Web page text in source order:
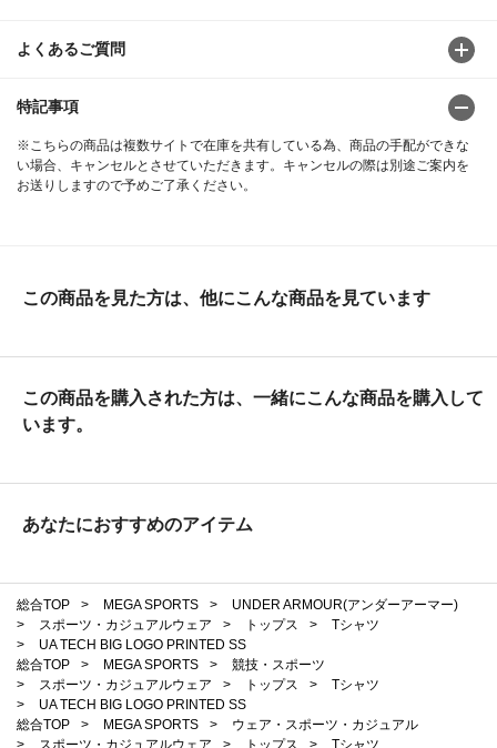
よくあるご質問
特記事項
※こちらの商品は複数サイトで在庫を共有している為、商品の手配ができな
い場合、キャンセルとさせていただきます。キャンセルの際は別途ご案内を
お送りしますので予めご了承ください。
この商品を見た方は、他にこんな商品を見ています
この商品を購入された方は、一緒にこんな商品を購入して
います。
あなたにおすすめのアイテム
総合TOP > MEGA SPORTS >
UNDER ARMOUR(アンダーアーマー)
>
スポーツ・カジュアルウェア > トップス >
Tシャツ
>
UA TECH BIG LOGO PRINTED SS
総合TOP
> MEGA SPORTS >
競技・スポーツ
>
スポーツ・カジュアルウェア > トップス >
Tシャツ
>
UA TECH BIG LOGO PRINTED SS
総合TOP
> MEGA SPORTS >
ウェア・スポーツ・カジュアル
>
スポーツ・カジュアルウェア > トップス >
Tシャツ